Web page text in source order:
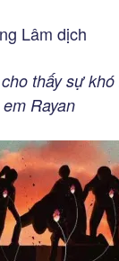
Lâm dịch
thấy sự
Rayan